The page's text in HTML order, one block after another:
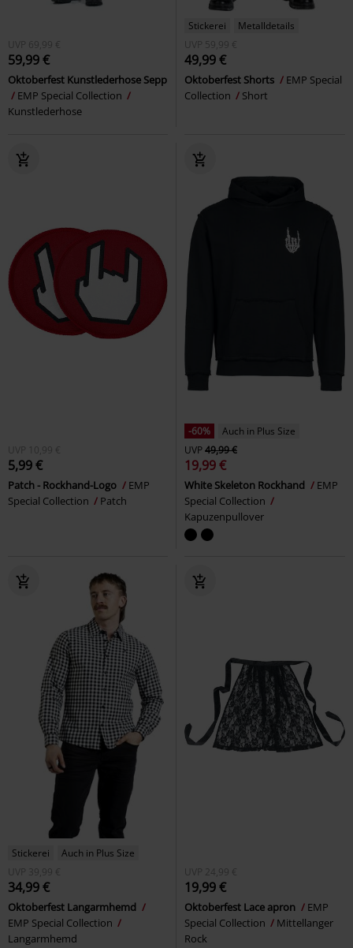
UVP 69,99 €
59,99 €
Oktoberfest Kunstlederhose Sepp
EMP Special Collection
Kunstlederhose
Stickerei
Metalldetails
UVP
59,99 €
49,99 €
Oktoberfest Shorts
EMP Special
Collection
Short
UVP 10,99 €
5,99 €
Patch - Rockhand-Logo
EMP
Special Collection
Patch
-60%
Auch in Plus Size
UVP49,99 €
19,99 €
White Skeleton Rockhand
EMP
Special Collection
Kapuzenpullover
Stickerei
Auch in Plus Size
UVP
39,99 €
34,99 €
Oktoberfest Langarmhemd
EMP Special Collection
Langarmhemd
UVP 24,99 €
19,99 €
Oktoberfest Lace apron
EMP
Special Collection
Mittellanger
Rock